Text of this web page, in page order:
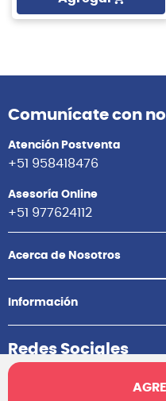
Comunícate con
Atención Postventa
+51 958418476
Asesoría Online
+51 977624112
Acerca de Nosotros
Información
Redes Sociales